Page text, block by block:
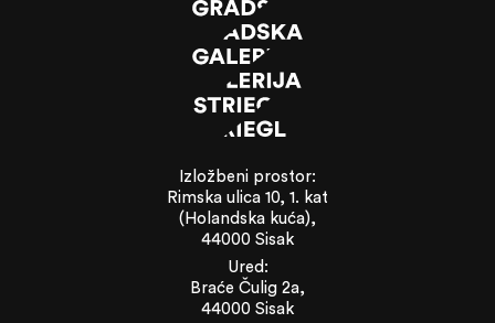
Izložbeni prostor:
Rimska ulica 10, 1. kat
(Holandska kuća),
44000 Sisak
Ured:
Braće Čulig 2a,
44000 Sisak